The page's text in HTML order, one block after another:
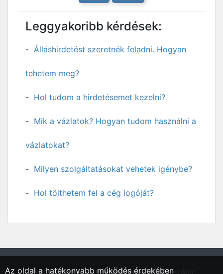
Leggyakoribb kérdések:
Álláshirdetést szeretnék feladni. Hogyan
tehetem meg?
Hol tudom a hirdetésemet kezelni?
Mik a vázlatok? Hogyan tudom használni a
vázlatokat?
Milyen szolgáltatásokat vehetek igénybe?
Hol tölthetem fel a cég logóját?
"Tamási, Tolna vármegyei régió állásportálja"
Az oldal a hatékonyabb működés érdekében